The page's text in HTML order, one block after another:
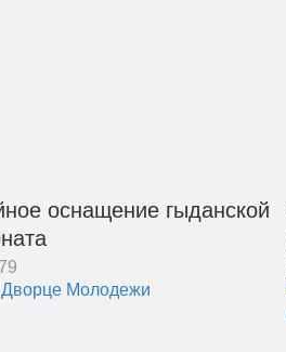
оснащение гыданской